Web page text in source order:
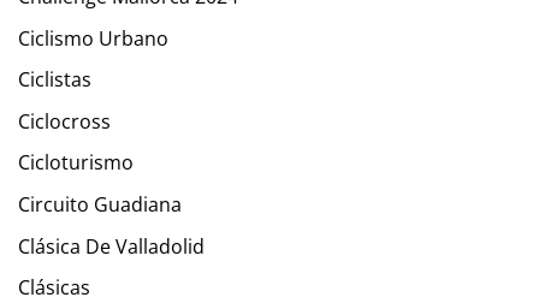
Ciclismo Urbano
Ciclistas
Ciclocross
Cicloturismo
Circuito Guadiana
Clásica De Valladolid
Clásicas